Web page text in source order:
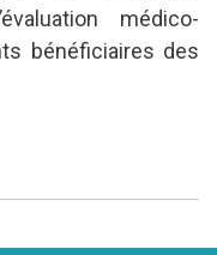
médico-
bénéficiaires des